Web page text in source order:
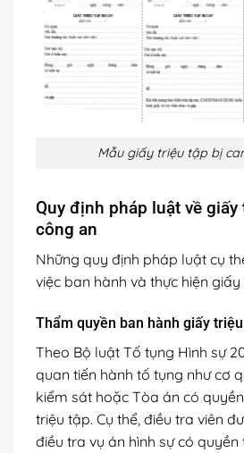
Mẫu giấy triệu tập bị
Quy định pháp luật về
công an
Những quy định pháp luật cụ
việc ban hành và thực hiện
Thẩm quyền ban hành giấy
Theo Bộ luật Tố tụng Hình sự
quan tiến hành tố tụng như cơ
kiểm sát hoặc Tòa án có
triệu tập. Cụ thể, điều tra viên
điều tra vụ án hình sự có